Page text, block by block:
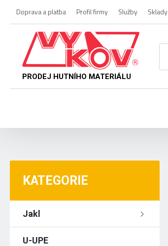
Doprava a platba Profil firmy Služby Sklady
PRODEJ HUTNÍHO MATERIÁLU
KATEGORIE
Jakl
U-UPE